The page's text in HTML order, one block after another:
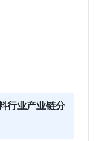
行业产业链分